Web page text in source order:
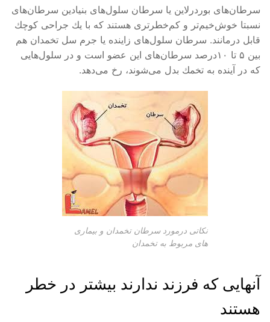
سرطان‌های بوردرلاین یا سرطان سلول‌های بنیادین سرطان‌های
نسبتا خوش‌خیم‌تر و كم‌خطرتری هستند كه با یك جراحی كوچك
قابل درمانند. سرطان سلول‌های زاینده یا جرم سل تخمدان هم
بین ۵ تا ۱۰درصد سرطان‌های این عضو است و در سلول‌هایی
كه در آینده به تخمك بدل می‌شوند، رخ می‌دهد.
نکاتی درمورد سرطان تخمدان و بیماری
های مربوط به تخمدان
آنهایی كه فرزند ندارند بیشتر در خطر
هستند